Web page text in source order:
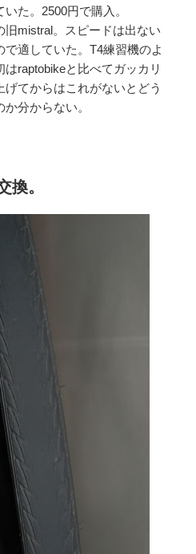
た。2500円で購入。
mistral。スピードは出ない
適していた。T4練習機のよ
raptobikeと比べてガッカリ
てからはこれがないとどう
分からない。
換。